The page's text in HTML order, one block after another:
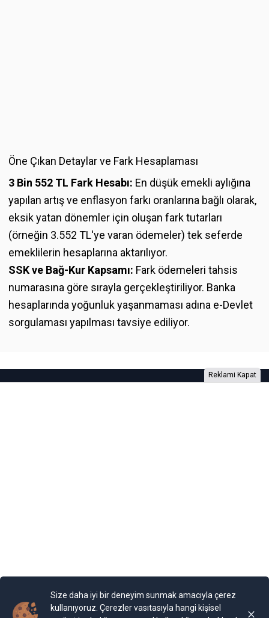
Öne Çıkan Detaylar ve Fark Hesaplaması
3 Bin 552 TL Fark Hesabı: En düşük emekli aylığına
yapılan artış ve enflasyon farkı oranlarına bağlı olarak,
eksik yatan dönemler için oluşan fark tutarları
(örneğin 3.552 TL'ye varan ödemeler) tek seferde
emeklilerin hesaplarına aktarılıyor.
SSK ve Bağ-Kur Kapsamı: Fark ödemeleri tahsis
numarasına göre sırayla gerçekleştiriliyor. Banka
hesaplarında yoğunluk yaşanmaması adına e-Devlet
sorgulaması yapılması tavsiye ediliyor.
Reklami Kapat
sunulmaktadır. Burada yer alan yorum ve tavsiyeler ise genel niteliktedir. Bu
Bu nedenle, sadece burada yer alan bilgilere dayanılarak yatırım kararı
verilmesi beklentilerinize uygun sonuçlar doğurmayabilir.
Size daha iyi bir deneyim sunmak amacıyla çerez
kullanıyoruz. Çerezler vasıtasıyla hangi kişisel